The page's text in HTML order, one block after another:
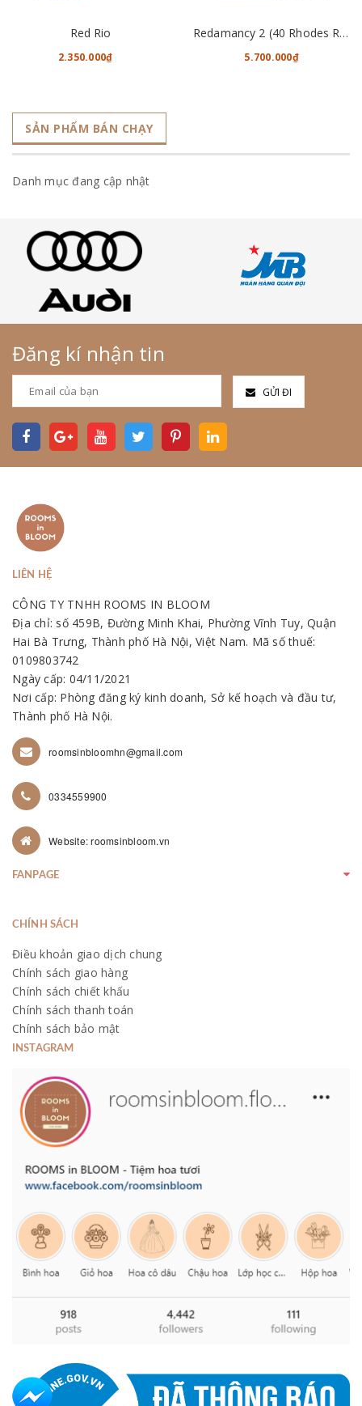
Red Rio
2.350.000₫
Redamancy 2 (40 Rhodes Roses)
5.700.000₫
SẢN PHẨM BÁN CHẠY
Danh mục đang cập nhật
Đăng kí nhận tin
GỬI ĐI
LIÊN HỆ
CÔNG TY TNHH ROOMS IN BLOOM
Địa chỉ: số 459B, Đường Minh Khai, Phường Vĩnh Tuy, Quận
Hai Bà Trưng, Thành phố Hà Nội, Việt Nam. Mã số thuế:
0109803742
Ngày cấp: 04/11/2021
Nơi cấp: Phòng đăng ký kinh doanh, Sở kế hoạch và đầu tư,
Thành phố Hà Nội.
roomsinbloomhn@gmail.com
0334559900
Website: roomsinbloom.vn
FANPAGE
CHÍNH SÁCH
Điều khoản giao dịch chung
Chính sách giao hàng
Chính sách chiết khấu
Chính sách thanh toán
Chính sách bảo mật
INSTAGRAM